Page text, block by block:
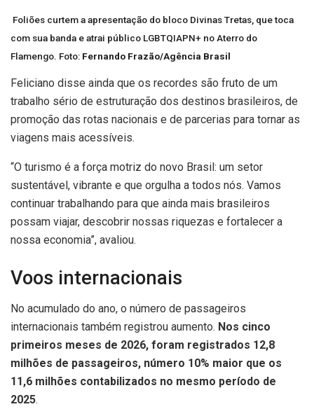
Foliões curtem a apresentação do bloco Divinas Tretas, que toca
com sua banda e atrai público LGBTQIAPN+ no Aterro do
Flamengo. Foto: Fernando Frazão/Agência Brasil
Feliciano disse ainda que os recordes são fruto de um
trabalho sério de estruturação dos destinos brasileiros, de
promoção das rotas nacionais e de parcerias para tornar as
viagens mais acessíveis.
“O turismo é a força motriz do novo Brasil: um setor
sustentável, vibrante e que orgulha a todos nós. Vamos
continuar trabalhando para que ainda mais brasileiros
possam viajar, descobrir nossas riquezas e fortalecer a
nossa economia”, avaliou.
Voos internacionais
No acumulado do ano, o número de passageiros
internacionais também registrou aumento. Nos cinco
primeiros meses de 2026, foram registrados 12,8
milhões de passageiros, número 10% maior que os
11,6 milhões contabilizados no mesmo período de
2025.